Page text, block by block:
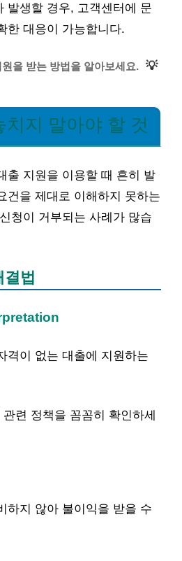
발생할 경우, 고객센터에 문
한 대응이 가능합니다.
을 받는 방법을 알아보세요. 💡
치지 말아야 할 것
출 지원을 이용할 때 흔히 발
건을 제대로 이해하지 못하는
청이 거부되는 사례가 많습
법
격이 없는 대출에 지원하는
관련 정책을 꼼꼼히 확인하세
하지 않아 불이익을 받을 수